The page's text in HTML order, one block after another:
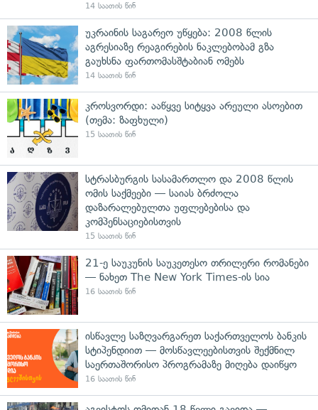
14 საათის წინ
უკრაინის საგარეო უწყება: 2008 წლის
აგრესიაზე რეაგირების ნაკლებობამ გზა
გაუხსნა ფართომასშტაბიან ომებს
14 საათის წინ
კროსვორდი: ააწყვე სიტყვა არეული ასოებით
(თემა: ზაფხული)
15 საათის წინ
სტრასბურგის სასამართლო და 2008 წლის
ომის საქმეები — საიას ბრძოლა
დაზარალებულთა უფლებებისა და
კომპენსაციებისთვის
15 საათის წინ
21-ე საუკუნის საუკეთესო თრილერი რომანები
— ნახეთ The New York Times-ის სია
16 საათის წინ
ისწავლე საზღვარგარეთ საქართველოს ბანკის
სტიპენდიით — მოსწავლეებისთვის შექმნილ
საერთაშორისო პროგრამაზე მიღება დაიწყო
16 საათის წინ